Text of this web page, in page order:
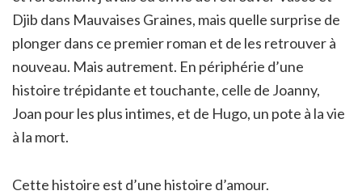
Djib dans Mauvaises Graines, mais quelle surprise de
plonger dans ce premier roman et de les retrouver à
nouveau. Mais autrement. En périphérie d’une
histoire trépidante et touchante, celle de Joanny,
Joan pour les plus intimes, et de Hugo, un pote à la vie
à la mort.
Cette histoire est d’une histoire d’amour.